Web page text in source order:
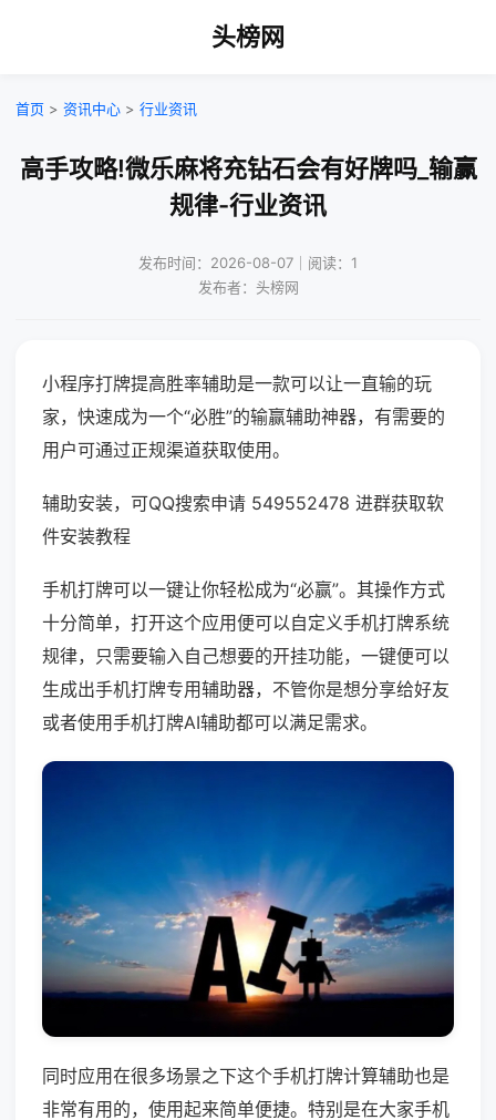
头榜网
首页 > 资讯中心 > 行业资讯
高手攻略!微乐麻将充钻石会有好牌吗_输赢
规律-行业资讯
发布时间：2026-08-07｜阅读：1
发布者：头榜网
小程序打牌提高胜率辅助是一款可以让一直输的玩
家，快速成为一个“必胜”的输赢辅助神器，有需要的
用户可通过正规渠道获取使用。
辅助安装，可QQ搜索申请 549552478 进群获取软
件安装教程
手机打牌可以一键让你轻松成为“必赢”。其操作方式
十分简单，打开这个应用便可以自定义手机打牌系统
规律，只需要输入自己想要的开挂功能，一键便可以
生成出手机打牌专用辅助器，不管你是想分享给好友
或者使用手机打牌AI辅助都可以满足需求。
同时应用在很多场景之下这个手机打牌计算辅助也是
非常有用的，使用起来简单便捷。特别是在大家手机